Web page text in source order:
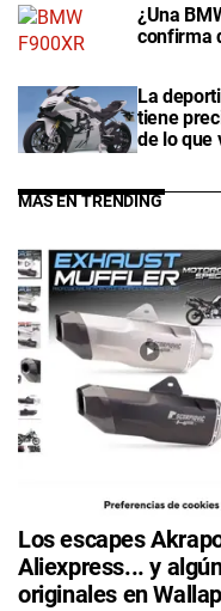
¿Una
confirma
La
tiene
de lo que
MÁS EN TRENDING
Los escapes
Aliexpress... y
originales en